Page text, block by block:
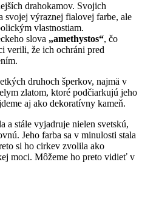
drahokamov. Svojich
svojej výraznej fialovej farbe, ale
vlastnostiam.
slova „amethystos“, čo
verili, že ich ochráni pred
druhoch šperkov, najmä v
zlatom, ktoré podčiarkujú jeho
aj ako dekoratívny kameň.
a stále vyjadruje nielen svetskú,
Jeho farba sa v minulosti stala
si ho cirkev zvolila ako
moci. Môžeme ho preto vidieť v